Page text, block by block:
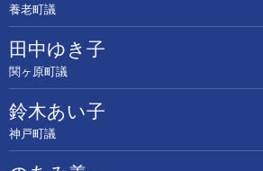
養老町議
田中ゆき子
関ヶ原町議
鈴木あい子
神戸町議